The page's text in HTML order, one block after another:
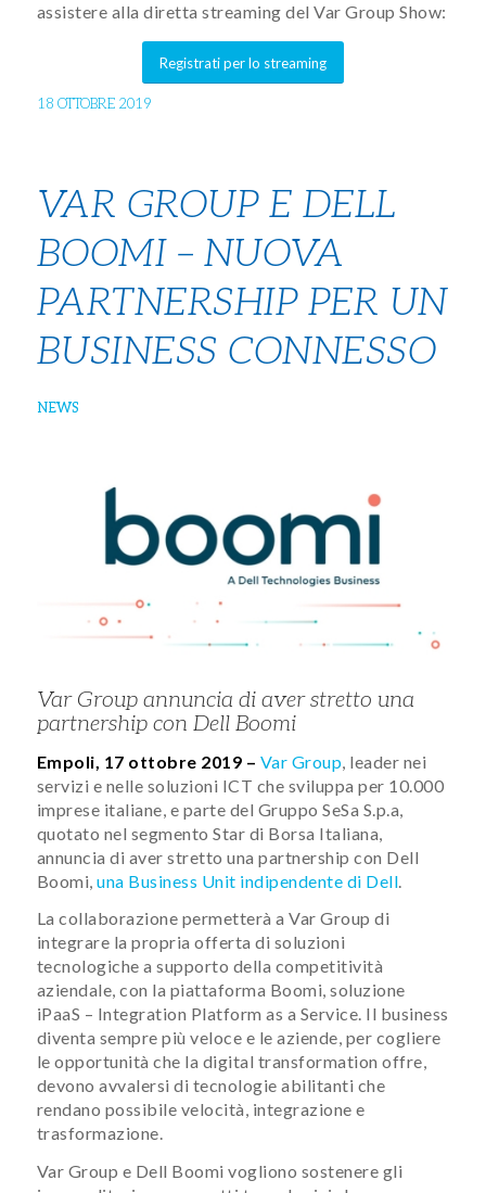
assistere alla diretta streaming del Var Group Show:
Registrati per lo streaming
18 OTTOBRE 2019
VAR GROUP E DELL
BOOMI – NUOVA
PARTNERSHIP PER UN
BUSINESS CONNESSO
NEWS
Var Group annuncia di aver stretto una
partnership con Dell Boomi
Empoli, 17 ottobre 2019 – Var Group , leader nei
servizi e nelle soluzioni ICT che sviluppa per 10.000
imprese italiane, e parte del Gruppo SeSa S.p.a,
quotato nel segmento Star di Borsa Italiana,
annuncia di aver stretto una partnership con Dell
Boomi,una Business Unit indipendente di Dell
La collaborazione permetterà a Var Group di
integrare la propria offerta di soluzioni
tecnologiche a supporto della competitività
aziendale, con la piattaforma Boomi, soluzione
iPaaS – Integration Platform as a Service. Il business
diventa sempre più veloce e le aziende, per cogliere
le opportunità che la digital transformation offre,
devono avvalersi di tecnologie abilitanti che
rendano possibile velocità, integrazione e
trasformazione.
Var Group e Dell Boomi vogliono sostenere gli